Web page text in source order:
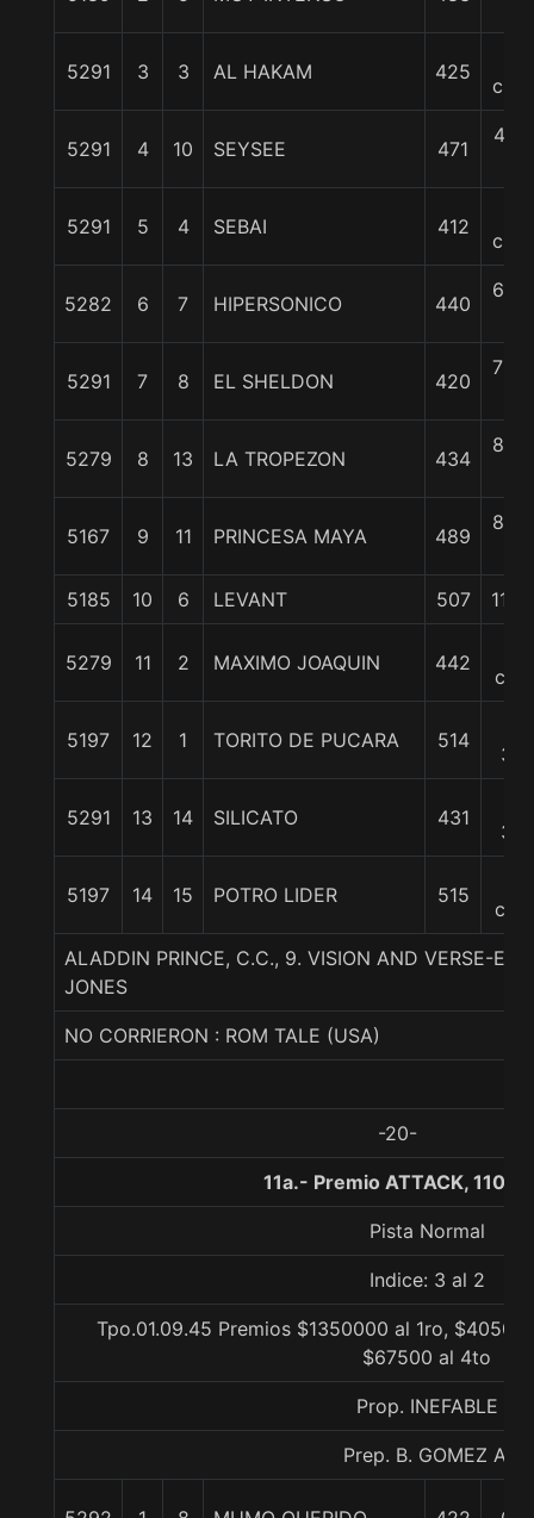
5291 3 3 AL HAKAM 425
5291 4 10 SEYSEE 471
4 1/
5291 5 4 SEBAI 412
5282 6 7 HIPERSONICO 440
6 3/
5291 7 8 EL SHELDON 420
7 3/
5279 8 13 LA TROPEZON 434
8 3/
5167 9 11 PRINCESA MAYA 489
8 3/
5185 10 6 LEVANT 507 11
5279 11 2 MAXIMO JOAQUIN 442
5197 12 1 TORITO DE PUCARA 514
3/4
5291 13 14 SILICATO 431
3/4
5197 14 15 POTRO LIDER 515
ALADDIN PRINCE, C.C., 9. VISION AND VERSE-
JONES
NO CORRIERON : ROM TALE (USA)
-20-
11a.- Premio ATTACK, 1100
Pista Normal
Indice: 3 al 2
Tpo.01.09.45 Premios $1350000 al 1ro,
$67500 al 4to
Prop. INEFABLE
Prep. B. GOMEZ A.